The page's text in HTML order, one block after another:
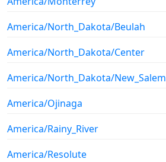
America/North_Dakota/Beulah
America/North_Dakota/Center
America/North_Dakota/New_Salem
America/Ojinaga
America/Rainy_River
America/Resolute